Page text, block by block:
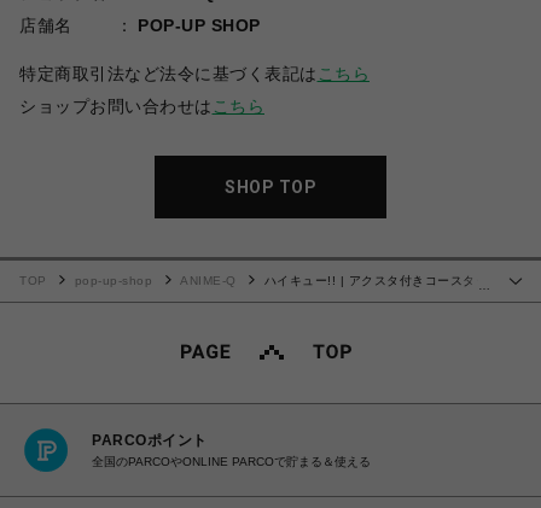
店舗名
POP-UP SHOP
特定商取引法など法令に基づく表記は こちら
ショップお問い合わせは こちら
SHOP TOP
TOP pop-up-shop ANIME-Q
ハイキュー!! | アクスタ付きコースター
PARCOポイント
全国のPARCOやONLINE PARCOで貯まる＆使える